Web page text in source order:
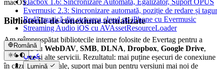
Flacbox 1.6: Sincronizare Automată, Egalizator, Suport OPUS
Evermusic 2.3: Sincronizare automată, poziție de redare și
Redă muzică din stocarea cloud pe iPhone cu Evermusic
Streaming Audio iOS cu AVAssetResourceLoader
Română
عربي
Català
Lumină
macOS.
Bibliotecile de conexiune actualizate
Am reîmprospătat bibliotecile interne folosite de Evertag pentru a
comunica cu WebDAV, SMB, DLNA, Dropbox, Google Drive,
OneDriveși alte servicii. Rezultatul: mai puține eșecuri de conexiune
în cazurile marginale, suport mai bun pentru versiuni mai noi de